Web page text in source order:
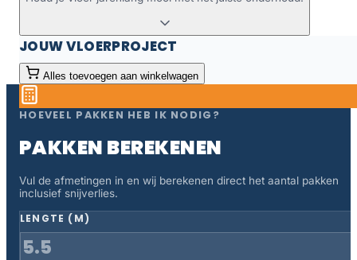
JOUW VLOERPROJECT
Alles toevoegen aan winkelwagen
HOEVEEL PAKKEN HEB IK NODIG?
PAKKEN BEREKENEN
Vul de afmetingen in en wij berekenen direct het aantal pakken
inclusief snijverlies.
LENGTE (M)